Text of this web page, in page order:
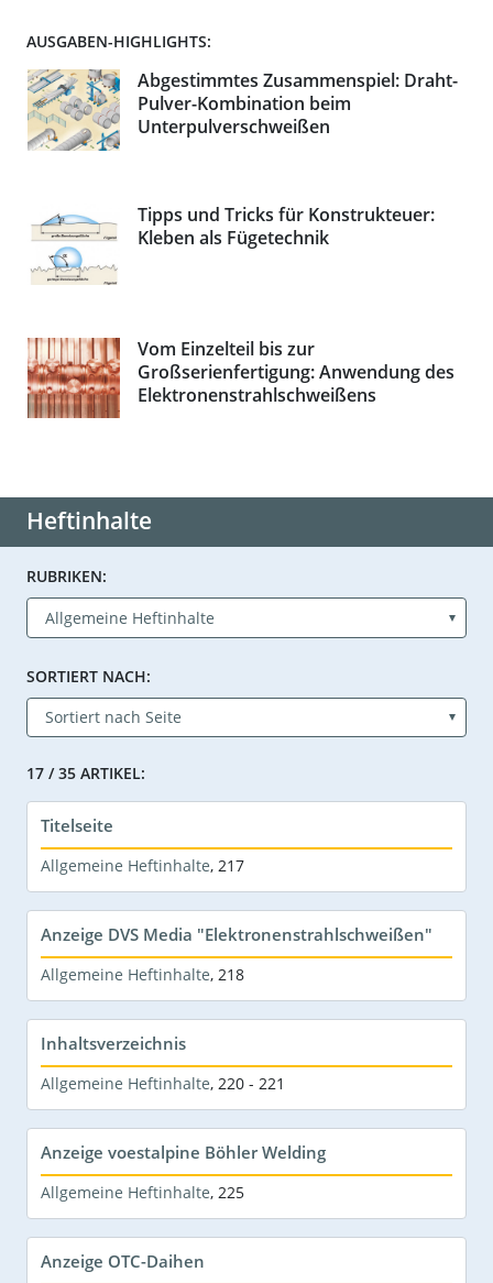
AUSGABEN-HIGHLIGHTS:
Abgestimmtes Zusammenspiel: Draht-
Pulver-Kombination beim
Unterpulverschweißen
Tipps und Tricks für Konstrukteuer:
Kleben als Fügetechnik
Vom Einzelteil bis zur
Großserienfertigung: Anwendung des
Elektronenstrahlschweißens
Heftinhalte
RUBRIKEN:
SORTIERT NACH:
17 / 35 ARTIKEL:
Titelseite
Allgemeine Heftinhalte, 217
Anzeige DVS Media "Elektronenstrahlschweißen"
Allgemeine Heftinhalte, 218
Inhaltsverzeichnis
Allgemeine Heftinhalte, 220 - 221
Anzeige voestalpine Böhler Welding
Allgemeine Heftinhalte, 225
Anzeige OTC-Daihen